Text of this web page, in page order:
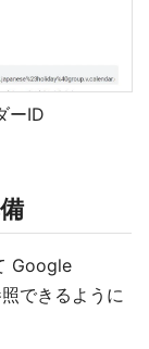
ーID
Google
できるように